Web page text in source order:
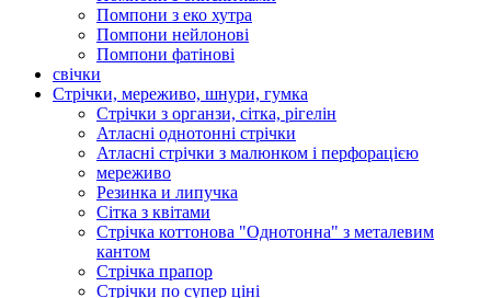
Помпони з еко хутра
Помпони нейлонові
Помпони фатінові
свічки
Стрічки, мереживо, шнури, гумка
Стрічки з органзи, сітка, рігелін
Атласні однотонні стрічки
Атласні стрічки з малюнком і перфорацією
мереживо
Резинка и липучка
Сітка з квітами
Стрічка коттонова "Однотонна" з металевим
кантом
Стрічка прапор
Стрічки по супер ціні